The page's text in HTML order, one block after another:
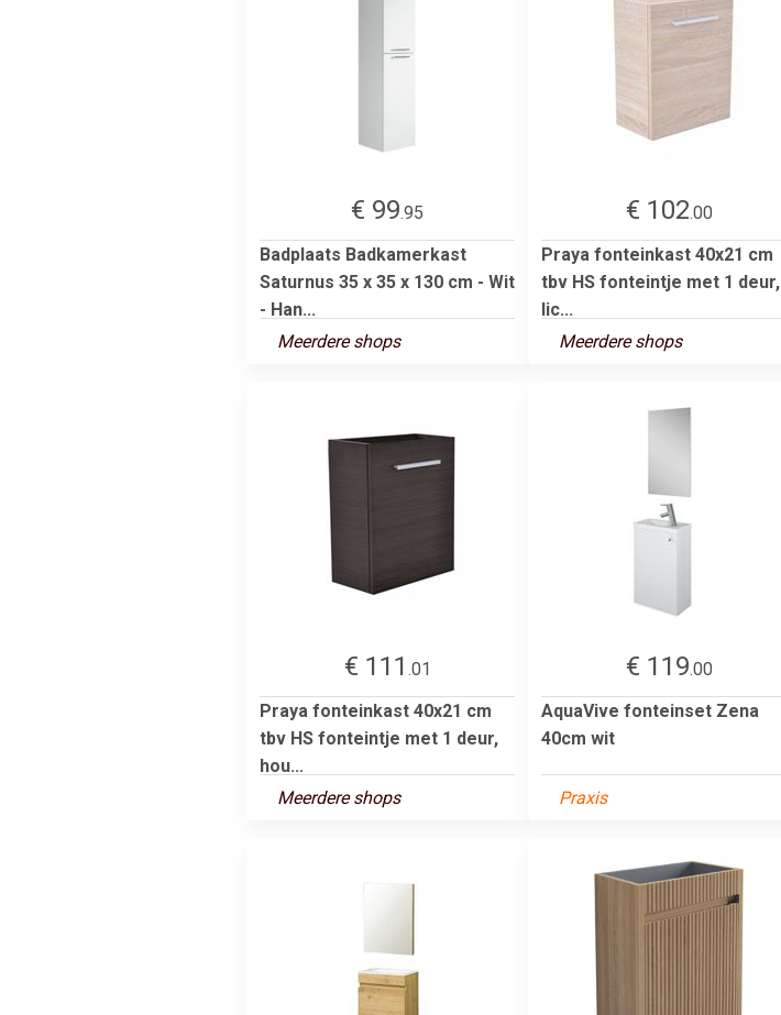
€ 99.95
Badplaats Badkamerkast
Saturnus 35 x 35 x 130 cm - Wit
- Han...
Meerdere shops
€ 102.00
Praya fonteinkast 40x21 cm
tbv HS fonteintje met 1 deur,
lic...
Meerdere shops
€ 111 .01
Praya fonteinkast 40x21 cm
tbv HS fonteintje met 1 deur,
hou...
Meerdere shops
€ 119.00
AquaVive fonteinset Zena
40cm wit
Praxis